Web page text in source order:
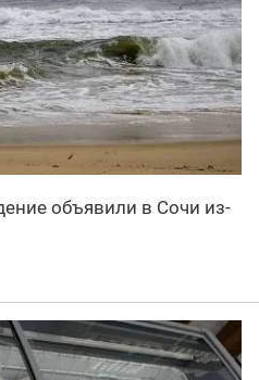
объявили в Сочи из-